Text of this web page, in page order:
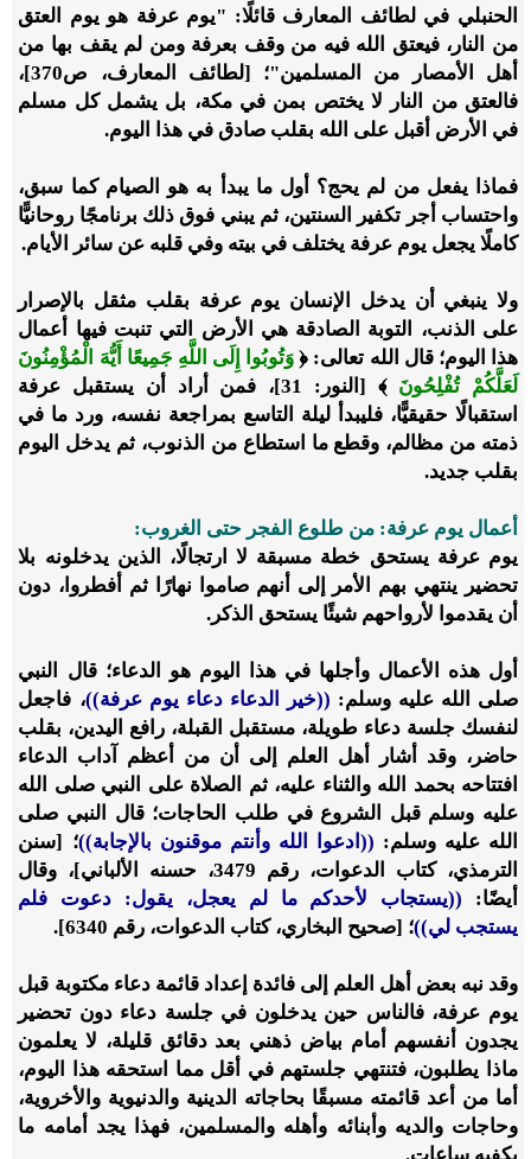
الحنبلي في لطائف المعارف قائلًا: "يوم عرفة هو يوم العتق
من النار، فيعتق الله فيه من وقف بعرفة ومن لم يقف بها من
أهل الأمصار من المسلمين"؛ [لطائف المعارف، ص370]،
فالعتق من النار لا يختص بمن في مكة، بل يشمل كل مسلم
في الأرض أقبل على الله بقلب صادق في هذا اليوم.
فماذا يفعل من لم يحج؟ أول ما يبدأ به هو الصيام كما سبق،
واحتساب أجر تكفير السنتين، ثم يبني فوق ذلك برنامجًا روحانيًّا
كاملًا يجعل يوم عرفة يختلف في بيته وفي قلبه عن سائر الأيام.
ولا ينبغي أن يدخل الإنسان يوم عرفة بقلب مثقل بالإصرار
على الذنب، التوبة الصادقة هي الأرض التي تنبت فيها أعمال
هذا اليوم؛ قال الله تعالى: ﴿ وَتُوبُوا إِلَى اللَّهِ جَمِيعًا أَيُّهَ الْمُؤْمِنُونَ
لَعَلَّكُمْ تُفْلِحُونَ
﴾ [النور: 31]، فمن أراد أن يستقبل عرفة
استقبالًا حقيقيًّا، فليبدأ ليلة التاسع بمراجعة نفسه، ورد ما في
ذمته من مظالم، وقطع ما استطاع من الذنوب، ثم يدخل اليوم
بقلب جديد.
أعمال يوم عرفة: من طلوع الفجر حتى الغروب:
يوم عرفة يستحق خطة مسبقة لا ارتجالًا، الذين يدخلونه بلا
تحضير ينتهي بهم الأمر إلى أنهم صاموا نهارًا ثم أفطروا، دون
أن يقدموا لأرواحهم شيئًا يستحق الذكر.
أول هذه الأعمال وأجلها في هذا اليوم هو الدعاء؛ قال النبي
صلى الله عليه وسلم: ((خير الدعاء دعاء يوم عرفة))، فاجعل
لنفسك جلسة دعاء طويلة، مستقبل القبلة، رافع اليدين، بقلب
حاضر، وقد أشار أهل العلم إلى أن من أعظم آداب الدعاء
افتتاحه بحمد الله والثناء عليه، ثم الصلاة على النبي صلى الله
عليه وسلم قبل الشروع في طلب الحاجات؛ قال النبي صلى
الله عليه وسلم: ((ادعوا الله وأنتم موقنون بالإجابة))؛ [سنن
الترمذي، كتاب الدعوات، رقم 3479، حسنه الألباني]، وقال
أيضًا: ((يستجاب لأحدكم ما لم يعجل، يقول: دعوت فلم
يستجب لي))؛ [صحيح البخاري، كتاب الدعوات، رقم 6340].
وقد نبه بعض أهل العلم إلى فائدة إعداد قائمة دعاء مكتوبة قبل
يوم عرفة، فالناس حين يدخلون في جلسة دعاء دون تحضير
يجدون أنفسهم أمام بياض ذهني بعد دقائق قليلة، لا يعلمون
ماذا يطلبون، فتنتهي جلستهم في أقل مما استحقه هذا اليوم،
أما من أعد قائمته مسبقًا بحاجاته الدينية والدنيوية والأخروية،
وحاجات والديه وأبنائه وأهله والمسلمين، فهذا يجد أمامه ما
يكفيه ساعات.